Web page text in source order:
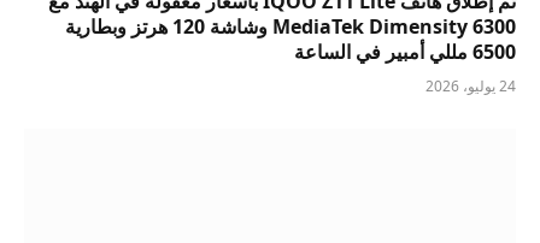
MediaTek Dimensity 6300 وشاشة 120 هرتز وبطارية
6500 مللي أمبير في الساعة
24 يوليو، 2026